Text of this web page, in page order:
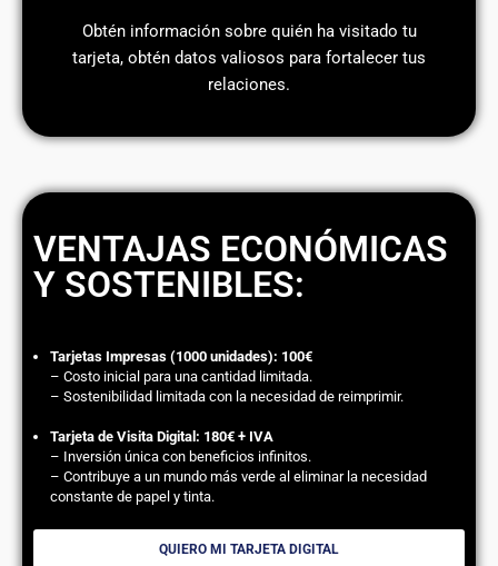
Obtén información sobre quién ha visitado tu
tarjeta, obtén datos valiosos para fortalecer tus
relaciones.
VENTAJAS ECONÓMICAS
Y SOSTENIBLES:
Tarjetas Impresas (1000 unidades): 100€
– Costo inicial para una cantidad limitada.
– Sostenibilidad limitada con la necesidad de reimprimir.
Tarjeta de Visita Digital: 180€ + IVA
– Inversión única con beneficios infinitos.
– Contribuye a un mundo más verde al eliminar la necesidad
constante de papel y tinta.
QUIERO MI TARJETA DIGITAL